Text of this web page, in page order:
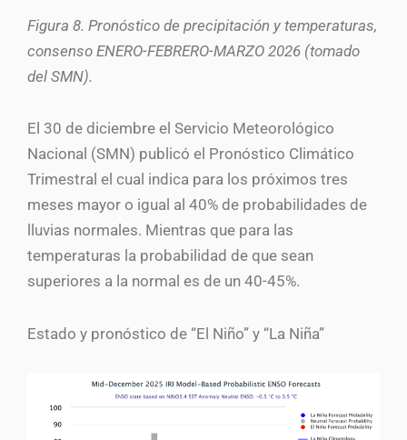
Figura 8. Pronóstico de precipitación y temperaturas,
consenso ENERO-FEBRERO-MARZO 2026 (tomado
del SMN).
El 30 de diciembre el Servicio Meteorológico
Nacional (SMN) publicó el Pronóstico Climático
Trimestral el cual indica para los próximos tres
meses mayor o igual al 40% de probabilidades de
lluvias normales. Mientras que para las
temperaturas la probabilidad de que sean
superiores a la normal es de un 40-45%.
Estado y pronóstico de “El Niño” y “La Niña”